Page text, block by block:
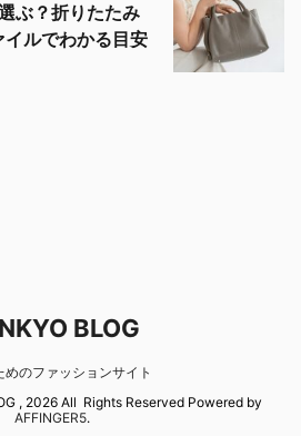
ぶ？折りたたみ
ルでわかる目安
BLOG
めのファッションサイト
, 2026 All Rights Reserved Powered by
AFFINGER5.